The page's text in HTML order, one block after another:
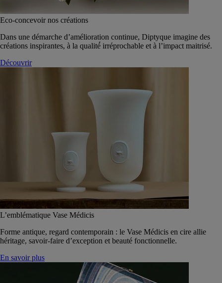
Eco-concevoir nos créations
Dans une démarche d’amélioration continue, Diptyque imagine des
créations inspirantes, à la qualité́ irréprochable et à l’impact maitrisé.
Découvrir
L’emblématique Vase Médicis
Forme antique, regard contemporain : le Vase Médicis en cire allie
héritage, savoir-faire d’exception et beauté fonctionnelle.
En savoir plus